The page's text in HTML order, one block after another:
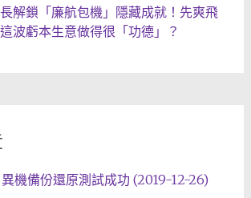
長解鎖「廉航包機」隱藏成就！先爽飛
波虧本生意做得很「功德」？
機備份還原測試成功 (2019-12-26)